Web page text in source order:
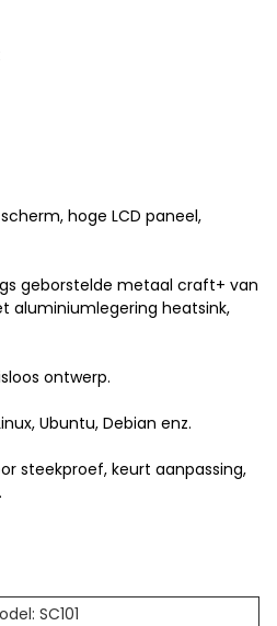
hoge LCD paneel,
geborstelde metaal craft+ van
aluminiumlegering heatsink,
ontwerp.
Ubuntu, Debian enz.
steekproef, keurt aanpassing,
SC101